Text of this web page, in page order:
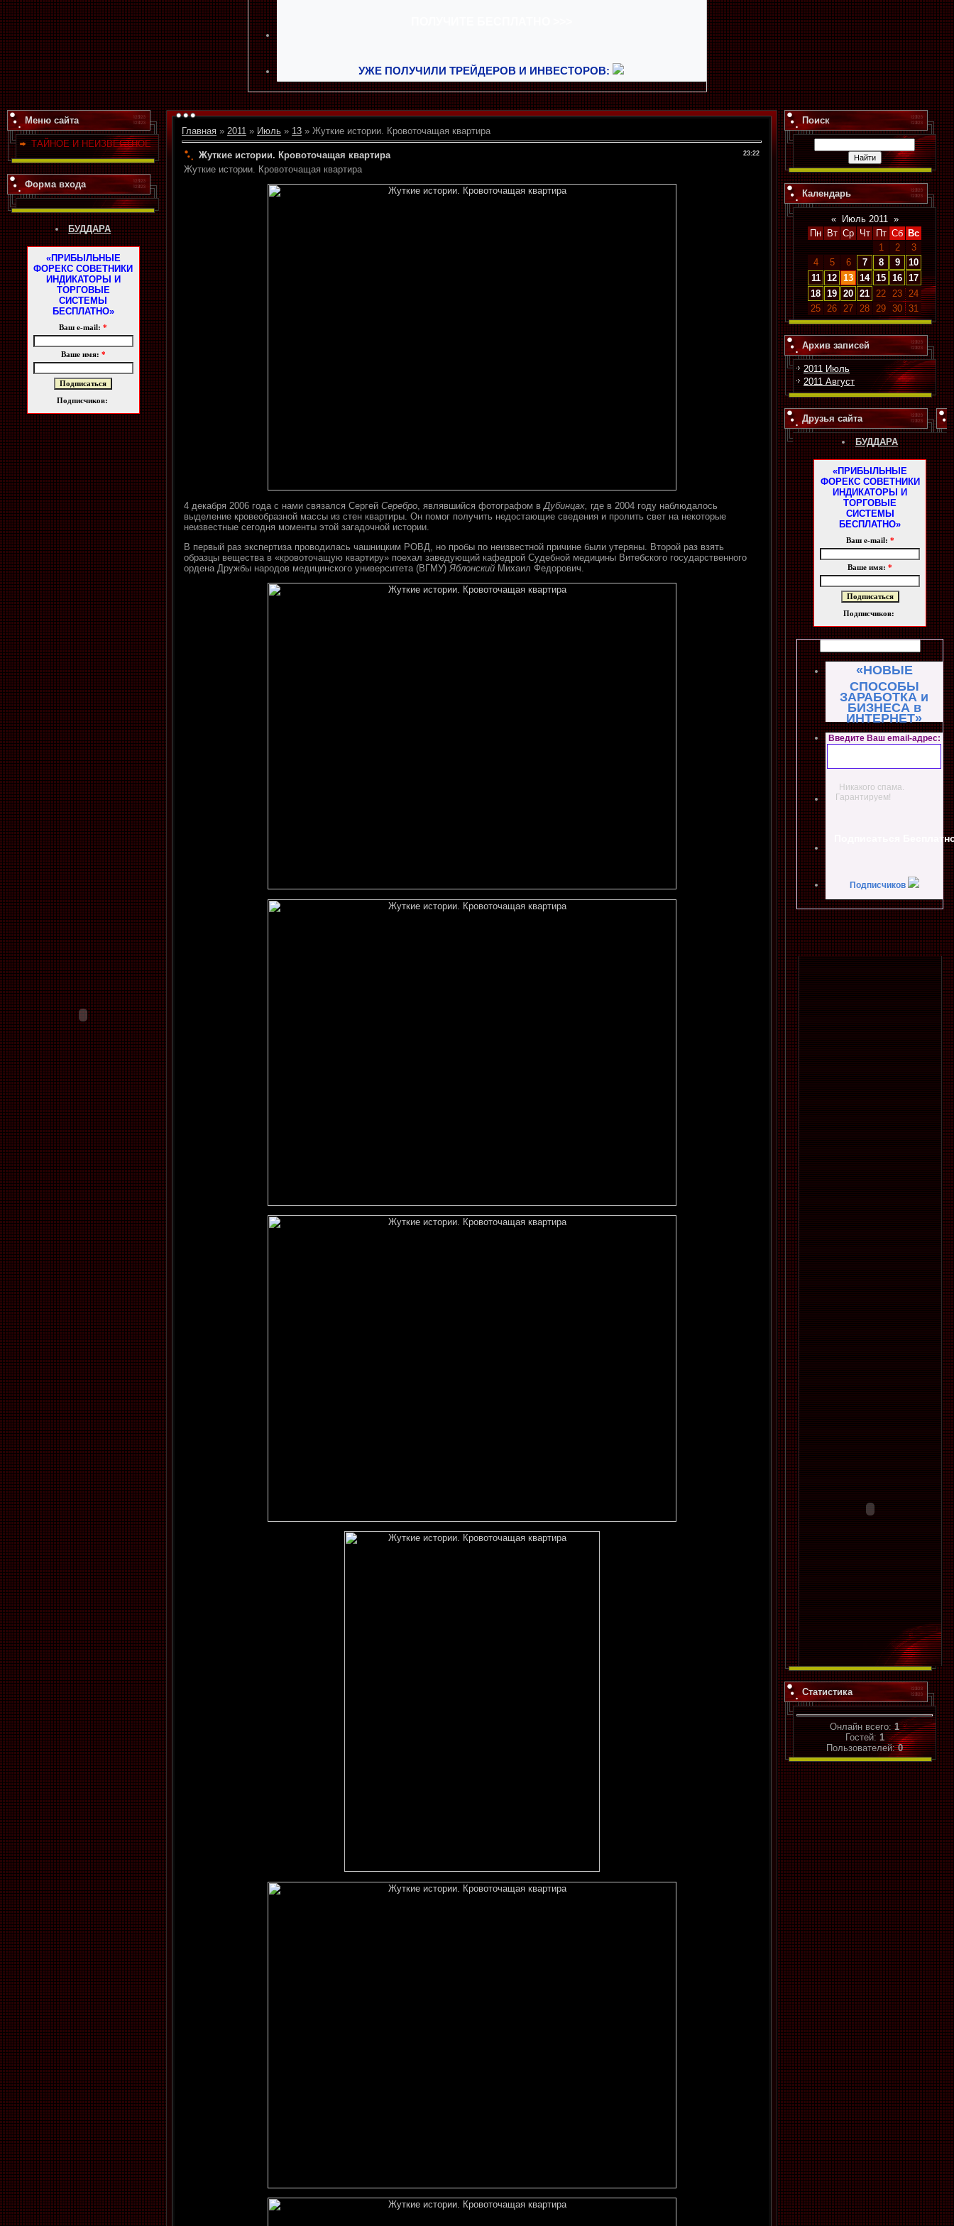
УЖЕ ПОЛУЧИЛИ ТРЕЙДЕРОВ И ИНВЕСТОРОВ:
Меню сайта
ТАЙНОЕ И НЕИЗВЕСТНОЕ
Форма входа
БУДДАРА
«ПРИБЫЛЬНЫЕ
ФОРЕКС СОВЕТНИКИ
ИНДИКАТОРЫ И
ТОРГОВЫЕ
СИСТЕМЫ
БЕСПЛАТНО»
Ваш e-mail: *
Ваше имя: *
Подписчиков:
Главная » 2011 » Июль » 13 » Жуткие истории. Кровоточащая квартира
23:22
Жуткие истории. Кровоточащая квартира
Жуткие истории. Кровоточащая квартира
4 декабря 2006 года с нами связался Сергей Серебро , являвшийся фотографом в Дубинцах, где в 2004 году наблюдалось
выделение кровеобразной массы из стен квартиры. Он помог получить недостающие сведения и пролить свет на некоторые
неизвестные сегодня моменты этой загадочной истории.
В первый раз экспертиза проводилась чашницким РОВД, но пробы по неизвестной причине были утеряны. Второй раз взять
образцы вещества в «кровоточащую квартиру» поехал заведующий кафедрой Судебной медицины Витебского государственного
ордена Дружбы народов медицинского университета (ВГМУ) Яблонский Михаил Федорович.
Поиск
Календарь
« Июль 2011
»
Пн Вт Ср Чт Пт Сб Вс
1
2
3
4
5 6 7 8 9
10
11
12 13 14 15 16 17
18 19 20 21 22 23
24
25
26 27 28 29 30 31
Архив записей
2011 Июль
2011 Август
Друзья сайта
БУДДАРА
«ПРИБЫЛЬНЫЕ
ФОРЕКС СОВЕТНИКИ
ИНДИКАТОРЫ И
ТОРГОВЫЕ
СИСТЕМЫ
БЕСПЛАТНО»
Ваш e-mail: *
Ваше имя: *
Подписчиков:
«НОВЫЕ
СПОСОБЫ
ЗАРАБОТКА и
БИЗНЕСА в
ИНТЕРНЕТ»
Введите Ваш email-адрес:
Никакого спама.
Гарантируем!
Подписчиков
Статистика
Онлайн всего:1
Гостей: 1
Пользователей:0